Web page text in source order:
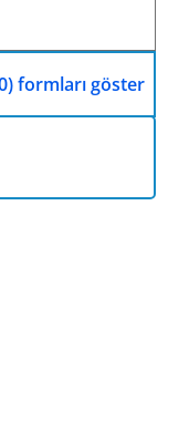
formları göster